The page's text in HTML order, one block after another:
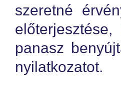
szeretné
panasz
nyilatkozatot.